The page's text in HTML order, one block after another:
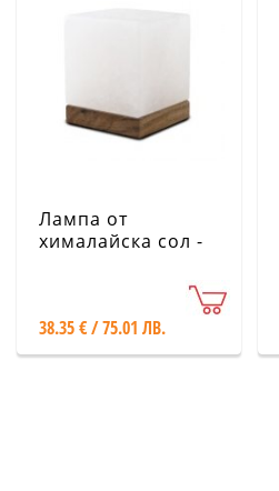
Лампа от
хималайска сол -
38.35 € / 75.01 ЛВ.